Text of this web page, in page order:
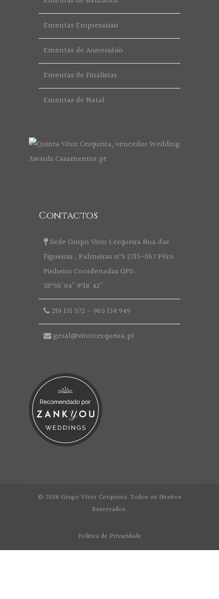
Ementas Empresariais
Ementas de Aniversário
Ementas de Finalistas
Ementas de Natal
Contactos
Sede Grupo Vitor Cerqueira Rua das
Figueiras , Palmeiras nº5 2715-067 Pêro
Pinheiro Coordenadas GPS:
38º50'04" 9º18'42"
219 151 572 - 965 134 949
geral@vitorcerqueira.pt
© 2018 Grupo Vítor Cerqueira. Todos os Direitos
Reservados.
Politica de Privacidade